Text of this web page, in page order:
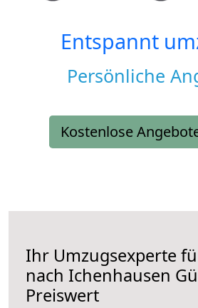
Entspannt
Persönliche
Kostenlose
Ihr Umzugsexperte
nach Ichenhausen
Preiswert